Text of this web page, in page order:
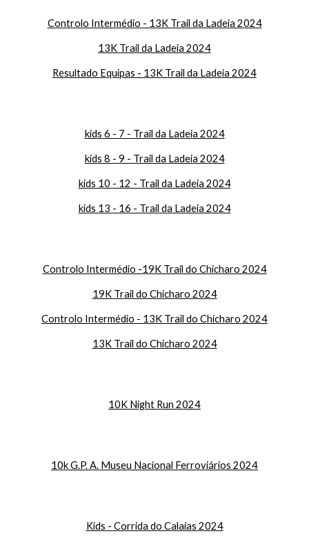
Controlo Intermédio - 13K Trail da Ladeia 2024
13K Trail da Ladeia 2024
Resultado Equipas - 13K Trail da Ladeia 2024
kids 6 - 7 - Trail da Ladeia 2024
kids 8 - 9 - Trail da Ladeia 2024
kids 10 - 12 - Trail da Ladeia 2024
kids 13 - 16 - Trail da Ladeia 2024
Controlo Intermédio -19K Trail do Chicharo 2024
19K Trail do Chicharo 2024
Controlo Intermédio - 13K Trail do Chicharo 2024
13K Trail do Chicharo 2024
10K Night Run 2024
10k G.P. A. Museu Nacional Ferroviários 2024
Kids - Corrida do Calaias 2024